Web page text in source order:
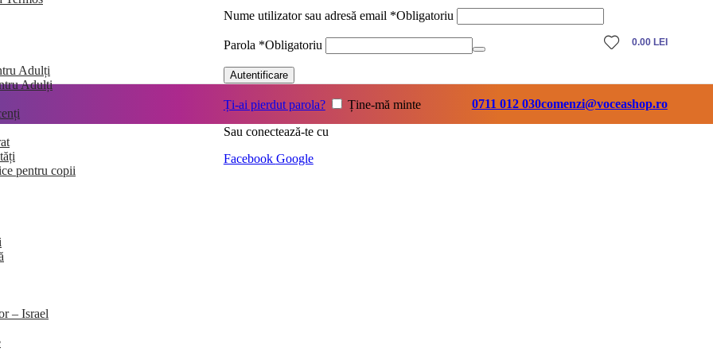
Adulți
Adulți
pentru copii
– Israel
Nume utilizator sau adresă email *Obligatoriu
Parola *Obligatoriu
Autentificare
Ți-ai pierdut parola?
Ține-mă minte
Sau conectează-te cu
Facebook Google
0.00 LEI
0711 012 030comenzi@voceashop.ro